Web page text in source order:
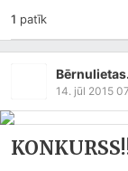
1 patīk
14. jūl 2015